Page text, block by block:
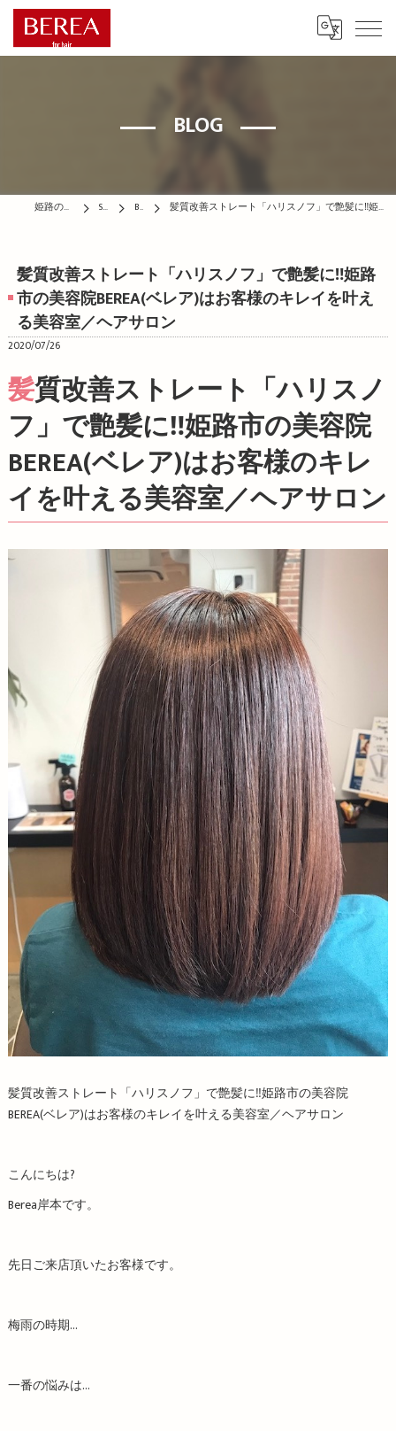
BLOG
姫路の美容院はBEREA STAFF BLOG 髪質改善ストレート「ハリスノフ」で艶髪に‼️姫路市の美容院BEREA(ベレア)はお客様のキレイを叶える美容室／ヘアサロン
髪質改善ストレート「ハリスノフ」で艶髪に‼️姫路
市の美容院BEREA(ベレア)はお客様のキレイを叶え
る美容室／ヘアサロン
2020/07/26
髪質改善ストレート「ハリスノ
フ」で艶髪に‼️姫路市の美容院
BEREA(ベレア)はお客様のキレ
イを叶える美容室／ヘアサロン
髪質改善ストレート「ハリスノフ」で艶髪に‼️姫路市の美容院
BEREA(ベレア)はお客様のキレイを叶える美容室／ヘアサロン
こんにちは?
Berea岸本です。
先日ご来店頂いたお客様です。
梅雨の時期…
一番の悩みは…